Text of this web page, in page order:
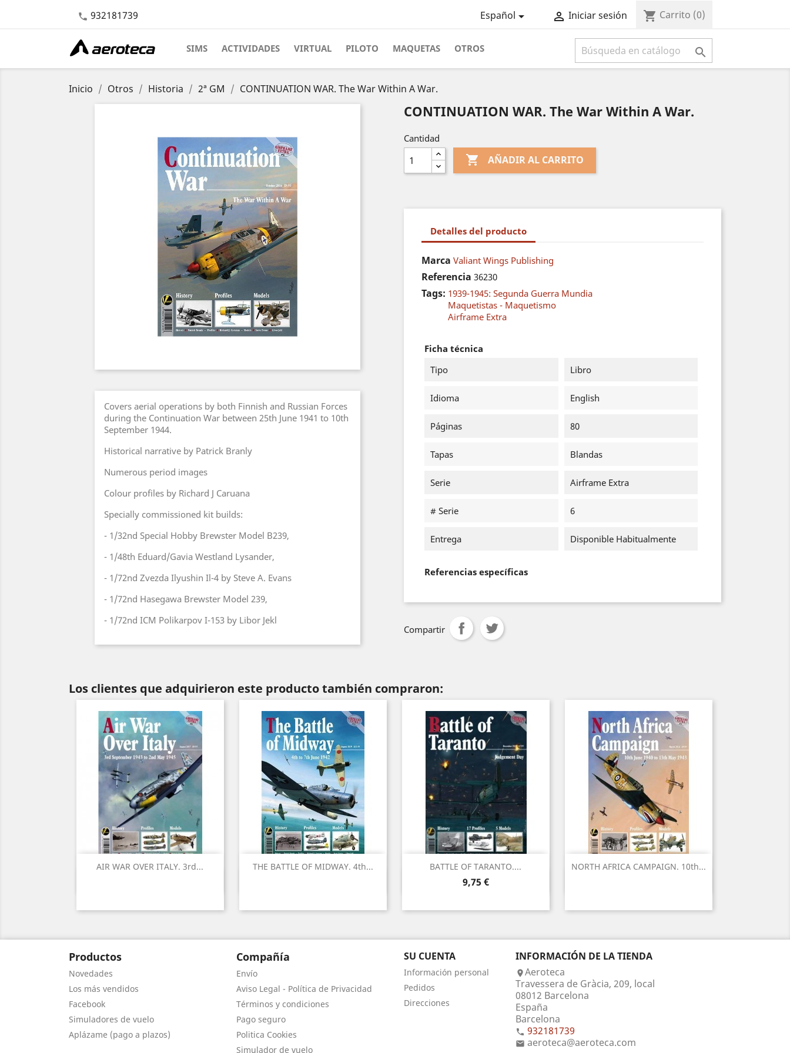
 932181739 Español  Iniciar sesión shopping_cart Carrito (0)
SIMS ACTIVIDADES VIRTUAL PILOTO MAQUETAS OTROS 
Inicio Otros Historia 2ª GM CONTINUATION WAR. The War Within A War.
Covers aerial operations by both Finnish and Russian Forces
during the Continuation War between 25th June 1941 to 10th
September 1944.
Historical narrative by Patrick Branly
Numerous period images
Colour profiles by Richard J Caruana
Specially commissioned kit builds:
- 1/32nd Special Hobby Brewster Model B239,
- 1/48th Eduard/Gavia Westland Lysander,
- 1/72nd Zvezda Ilyushin Il-4 by Steve A. Evans
- 1/72nd Hasegawa Brewster Model 239,
- 1/72nd ICM Polikarpov I-153 by Libor Jekl
CONTINUATION WAR. The War Within A War.
Cantidad
 AÑADIR AL CARRITO
Detalles del producto
Marca Valiant Wings Publishing
Referencia 36230
Tags: 1939-1945: Segunda Guerra Mundia
Maquetistas - Maquetismo
Airframe Extra
Ficha técnica
Tipo
Libro
Idioma English
Páginas 80
Tapas Blandas
Serie Airframe Extra
# Serie 6
Entrega Disponible Habitualmente
Referencias específicas
Compartir
Los clientes que adquirieron este producto también compraron:
AIR WAR OVER ITALY. 3rd... THE BATTLE OF MIDWAY. 4th... BATTLE OF TARANTO....
Precio
9,75 €
Vista rápida
NORTH AFRICA CAMPAIGN. 10th...
Productos
Novedades
Los más vendidos
Facebook
Simuladores de vuelo
Aplázame (pago a plazos)
Compañía
Envío
Aviso Legal - Política de Privacidad
Términos y condiciones
Pago seguro
Politica Cookies
Simulador de vuelo
SU CUENTA
Información personal
Pedidos
Direcciones
INFORMACIÓN DE LA TIENDA
Aeroteca
Travessera de Gràcia, 209, local
08012 Barcelona
España
Barcelona
 932181739
 aeroteca@aeroteca.com